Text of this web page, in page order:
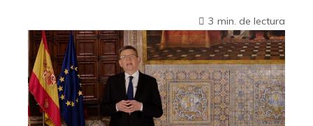
3 min. de lectura